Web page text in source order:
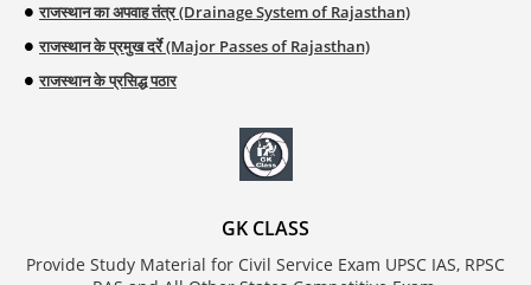
राजस्थान का अपवाह तंत्र (Drainage System of Rajasthan)
राजस्थान के प्रमुख दर्रे (Major Passes of Rajasthan)
राजस्थान के प्रसिद्ध पठार
GK CLASS
Provide Study Material for Civil Service Exam UPSC IAS, RPSC